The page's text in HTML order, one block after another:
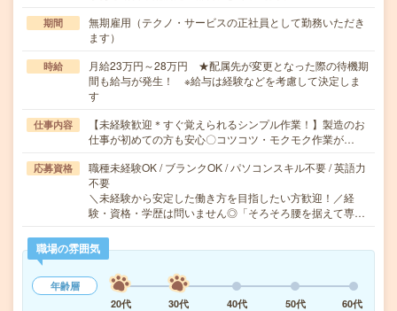
期間
無期雇用（テクノ・サービスの正社員として勤務いただき
ます）
時給
月給23万円～28万円 ★配属先が変更となった際の待機期
間も給与が発生！ ※給与は経験などを考慮して決定しま
す
仕事内容
【未経験歓迎＊すぐ覚えられるシンプル作業！】製造のお
仕事が初めての方も安心〇コツコツ・モクモク作業が…
応募資格
職種未経験OK / ブランクOK / パソコンスキル不要 / 英語力
不要
＼未経験から安定した働き方を目指したい方歓迎！／経
験・資格・学歴は問いません◎「そろそろ腰を据えて専…
職場の雰囲気
年齢層
20代
30代 40代 50代 60代